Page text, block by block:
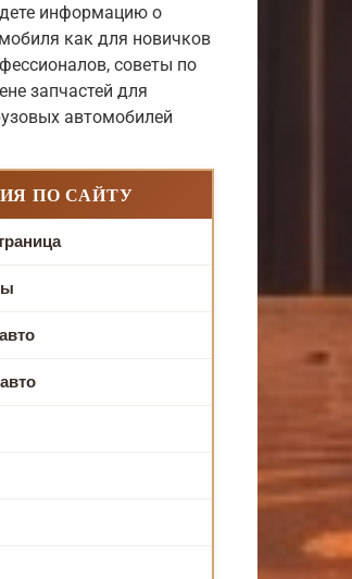
информацию о
как для новичков
советы по
запчастей для
автомобилей
ПО САЙТУ